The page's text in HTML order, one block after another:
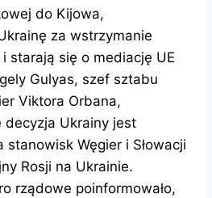
do Kijowa,
za wstrzymanie
starają się o mediację UE
Gulyas, szef sztabu
Viktora Orbana,
decyzja Ukrainy jest
stanowisk Węgier i Słowacji
Rosji na Ukrainie.
rządowe poinformowało,